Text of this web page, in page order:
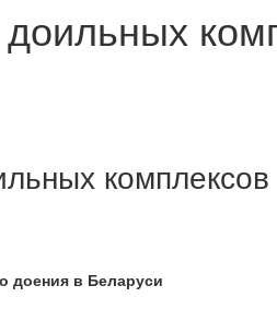
доения в Беларуси